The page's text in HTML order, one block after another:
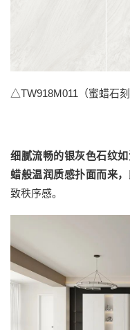
△TW918M011（蜜蜡石刻
细腻流畅的银灰色石纹
蜡般温润质感扑面而来，
致秩序感。